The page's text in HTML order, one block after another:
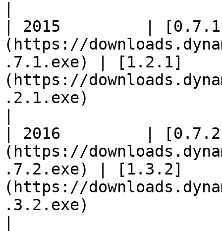
| 2015         |
(https://
.7.1.exe) | [1.2.1]
(https://
.2.1.exe)
| 2016         |
(https://
.7.2.exe) | [1.3.2]
(https://
.3.2.exe)